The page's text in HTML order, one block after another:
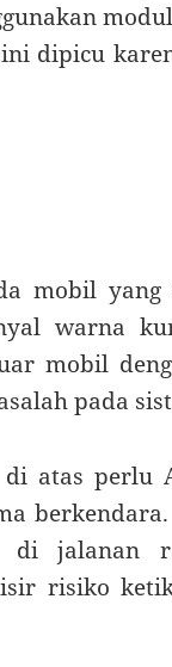
dipicu
mobil yang
warna
mobil
pada
atas perlu
di jalanan
risiko